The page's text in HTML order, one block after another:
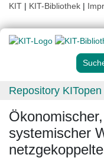
KIT | KIT-Bibliothek |
Repository KITopen
systemischer